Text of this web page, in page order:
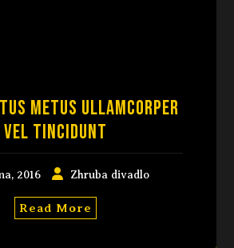
metus ullamcorper
vel tincidunt
2016 Zhruba divadlo
Read More